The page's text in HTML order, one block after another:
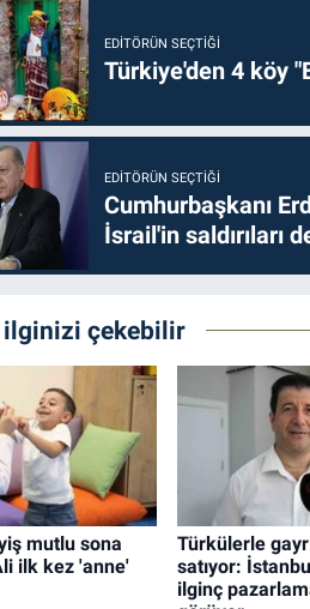
EDITÖRÜN SEÇTIĞI
Türkiye'den 4 köy
EDITÖRÜN SEÇTIĞI
Cumhurbaşkanı
İsrail'in saldırıları
ilginizi çekebilir
mutlu sona
ilk kez 'anne'
Türkülerle
satıyor:
ilginç